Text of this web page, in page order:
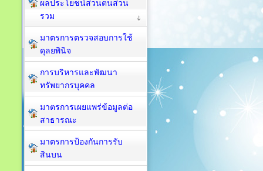
ผลประโยชน์ส่วนตนส่วน
รวม
มาตรการตรวจสอบการใช้
ดุลยพินิจ
การบริหารและพัฒนา
ทรัพยากรบุคคล
มาตรการเผยแพร่ข้อมูลต่อ
สาธารณะ
มาตรการป้องกันการรับ
สินบน